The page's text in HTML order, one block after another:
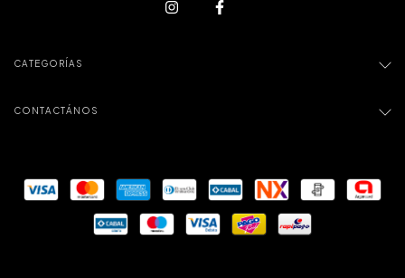
CATEGORÍAS
CONTACTÁNOS